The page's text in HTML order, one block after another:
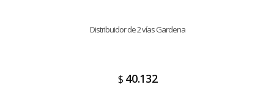
Distribuidor de 2 vías Gardena
$ 40.132